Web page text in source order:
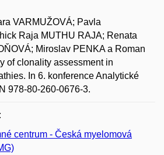
VARMUŽOVÁ; Pavla
Raja MUTHU RAJA; Renata
Miroslav PENKA a Roman
of clonality assessment in
In 6. konference Analytické
978-80-260-0676-3.
centrum - Česká myelomová